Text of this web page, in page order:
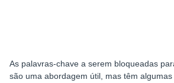
As palavras-chave a serem bloqueadas
são uma abordagem útil, mas têm